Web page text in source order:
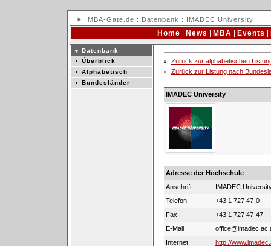
MBA-Gate.de : Datenbank : IMADEC University
Home News MBA Events
Datenbank
Überblick
Alphabetisch
Bundesländer
Zurück zur alphabetischen
Zurück zur Listung nach
IMADEC University
Adresse der Hochschule
Anschrift
IMADEC
Telefon
+43 1 727 47-0
Fax
+43 1 727 47-47
E-Mail
Internet
http://